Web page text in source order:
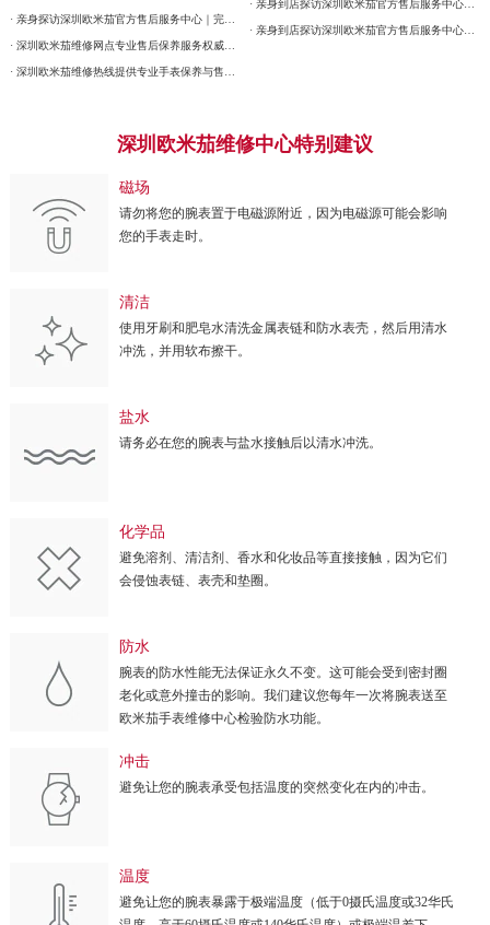
· 深圳欧米茄维修网点专业售后保养服务权威公示（2026年7月最新）
深圳欧米茄维修中心特别建议
磁场
请勿将您的腕表置于电磁源附近，因为电磁源可能会影响
您的手表走时。
清洁
使用牙刷和肥皂水清洗金属表链和防水表壳，然后用清水
冲洗，并用软布擦干。
盐水
请务必在您的腕表与盐水接触后以清水冲洗。
化学品
避免溶剂、清洁剂、香水和化妆品等直接接触，因为它们
会侵蚀表链、表壳和垫圈。
防水
腕表的防水性能无法保证永久不变。这可能会受到密封圈
老化或意外撞击的影响。我们建议您每年一次将腕表送至
欧米茄手表维修中心检验防水功能。
冲击
避免让您的腕表承受包括温度的突然变化在内的冲击。
温度
避免让您的腕表暴露于极端温度（低于0摄氏温度或32华氏